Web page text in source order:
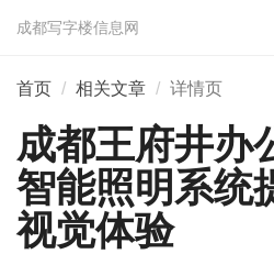
成都写字楼信息网
首页 相关文章 详情页
成都王府井办
智能照明系统
视觉体验